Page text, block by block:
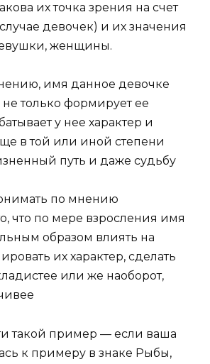
их точка зрения на счет
девочек) и их значения
женщины.
имя данное девочке
только формирует ее
у нее характер и
в той или иной степени
путь и даже судьбу
по мнению
что по мере взросления имя
образом влиять на
их характер, сделать
или же наоборот,
такой пример — если ваша
к примеру в знаке Рыбы,